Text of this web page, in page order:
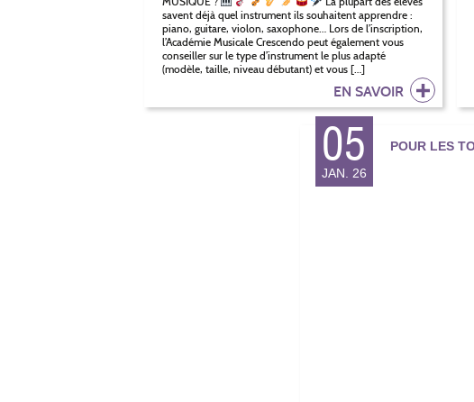
savent déjà quel instrument ils souhaitent apprendre :
piano, guitare, violon, saxophone… Lors de l’inscription,
l’Académie Musicale Crescendo peut également vous
conseiller sur le type d’instrument le plus adapté
(modèle, taille, niveau débutant) et vous […]
EN SAVOIR
05
JAN. 26
POUR LES